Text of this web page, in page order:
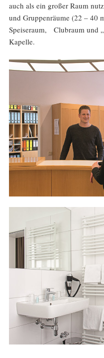
auch als ein großer Raum
und Gruppenräume (22 – 40
Speiseraum, Clubraum und
Kapelle.